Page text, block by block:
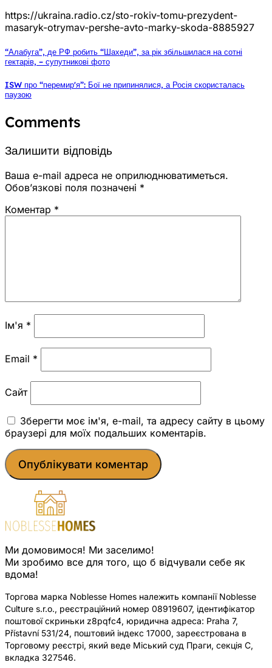
https://ukraina.radio.cz/sto-rokiv-tomu-prezydent-
masaryk-otrymav-pershe-avto-marky-skoda-8885927
“Алабуга”, де РФ робить “Шахеди”, за рік збільшилася на сотні
гектарів, – супутникові фото
ISW про “перемирʼя”: Бої не припинялися, а Росія скористалась
паузою
Comments
Залишити відповідь
Ваша e-mail адреса не оприлюднюватиметься.
Обов’язкові поля позначені *
Коментар *
Ім'я *
Email *
Сайт
Зберегти моє ім'я, e-mail, та адресу сайту в цьому
браузері для моїх подальших коментарів.
Ми домовимося! Ми заселимо!
Ми зробимо все для того, що б відчували себе як
вдома!
Торгова марка Noblesse Homes належить компанії Noblesse
Culture s.r.o., реєстраційний номер 08919607, ідентифікатор
поштової скриньки z8pqfc4, юридична адреса: Praha 7,
Přístavní 531/24, поштовий індекс 17000, зареєстрована в
Торговому реєстрі, який веде Міський суд Праги, секція C,
вкладка 327546.